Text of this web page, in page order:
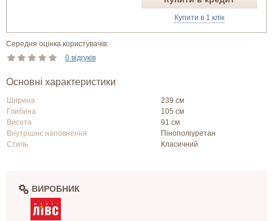
Купити в 1 клік
Середня оцінка користувачів:
0 відгуків
Основні характеристики
Ширина
239 см
Глибина
105 см
Висота
91 см
Внутрішнє наповнення
Пінополіуретан
Стиль
Класичний
ВИРОБНИК